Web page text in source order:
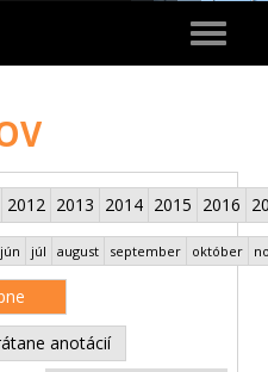
Toggle
2012 2013 2014 2015 2016
jún júl august september október
anotácií